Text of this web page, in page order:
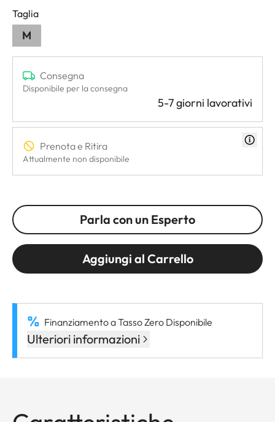
Taglia
M
Consegna
Disponibile per la consegna
5-7 giorni lavorativi
Prenota e Ritira
Attualmente non disponibile
Parla con un Esperto
Aggiungi al Carrello
Finanziamento a Tasso Zero Disponibile
Ulteriori informazioni